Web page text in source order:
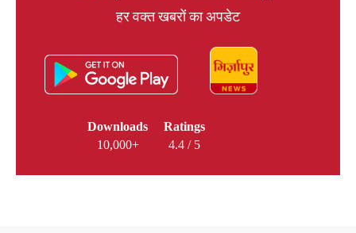
हर वक्त खबरों का अपडेट
Downloads
10,000+
Ratings
4.4 / 5